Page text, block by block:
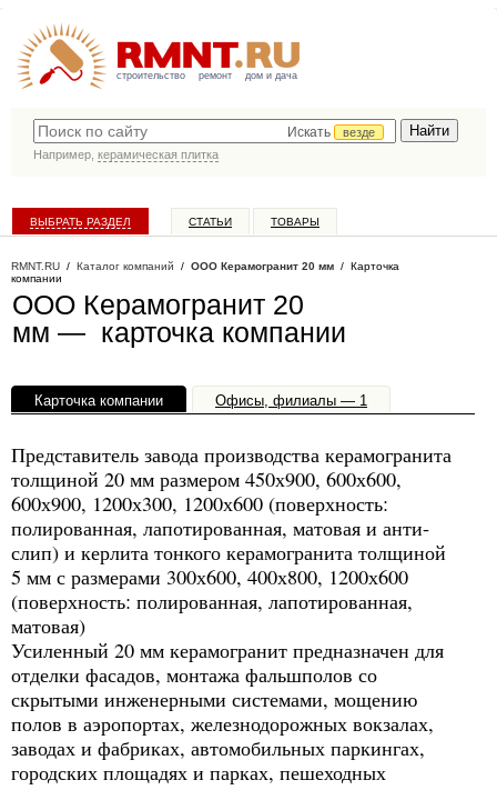
строительство ремонт дом и дача
Искать
везде
Например, керамическая плитка
ВЫБРАТЬ РАЗДЕЛ СТАТЬИ ТОВАРЫ
RMNT.RU / Каталог компаний / ООО Керамогранит 20 мм / Карточка
компании
ООО Керамогранит 20
мм — карточка компании
Карточка компании Офисы, филиалы — 1
Представитель завода производства керамогранита
толщиной 20 мм размером 450х900, 600х600,
600х900, 1200х300, 1200х600 (поверхность:
полированная, лапотированная, матовая и анти-
слип) и керлита тонкого керамогранита толщиной
5 мм с размерами 300х600, 400х800, 1200х600
(поверхность: полированная, лапотированная,
матовая)
Усиленный 20 мм керамогранит предназначен для
отделки фасадов, монтажа фальшполов со
скрытыми инженерными системами, мощению
полов в аэропортах, железнодорожных вокзалах,
заводах и фабриках, автомобильных паркингах,
городских площадях и парках, пешеходных